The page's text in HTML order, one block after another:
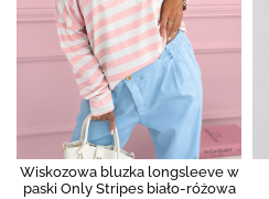
Wiskozowa bluzka longsleeve w
paski Only Stripes biało-różowa